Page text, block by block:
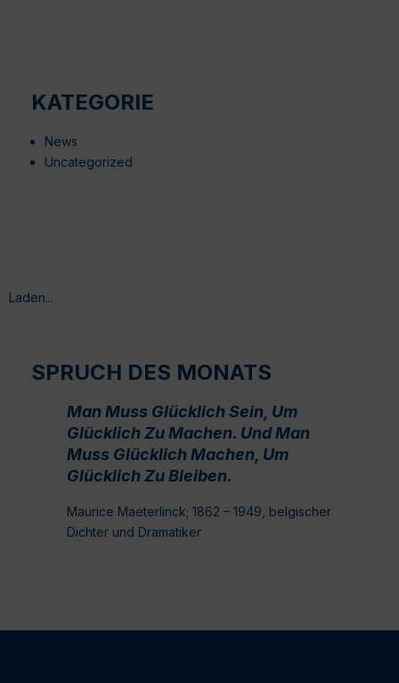
KATEGORIE
News
Uncategorized
Laden...
SPRUCH DES MONATS
Man Muss Glücklich Sein, Um
Glücklich Zu Machen. Und Man
Muss Glücklich Machen, Um
Glücklich Zu Bleiben.
Maurice Maeterlinck; 1862 – 1949, belgischer
Dichter und Dramatiker